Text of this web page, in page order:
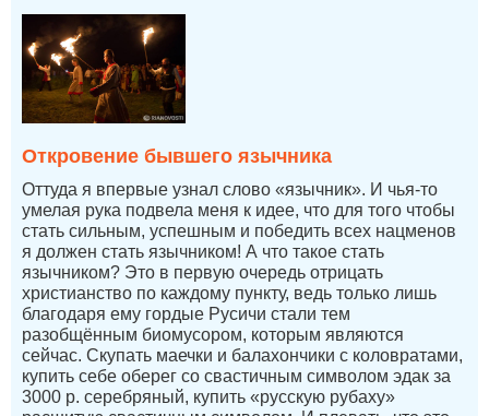
Откровение бывшего язычника
Оттуда я впервые узнал слово «язычник». И чья-то
умелая рука подвела меня к идее, что для того чтобы
стать сильным, успешным и победить всех нацменов
я должен стать язычником! А что такое стать
язычником? Это в первую очередь отрицать
христианство по каждому пункту, ведь только лишь
благодаря ему гордые Русичи стали тем
разобщённым биомусором, которым являются
сейчас. Скупать маечки и балахончики с коловратами,
купить себе оберег со свастичным символом эдак за
3000 р. серебряный, купить «русскую рубаху»